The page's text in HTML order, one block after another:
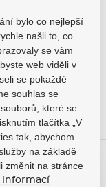
bylo co nejlepší
našli to, co
se vám
web viděli v
se pokaždé
souhlas se
které se
tlačítka „V
tak, abychom
na základě
změnit na stránce
informací